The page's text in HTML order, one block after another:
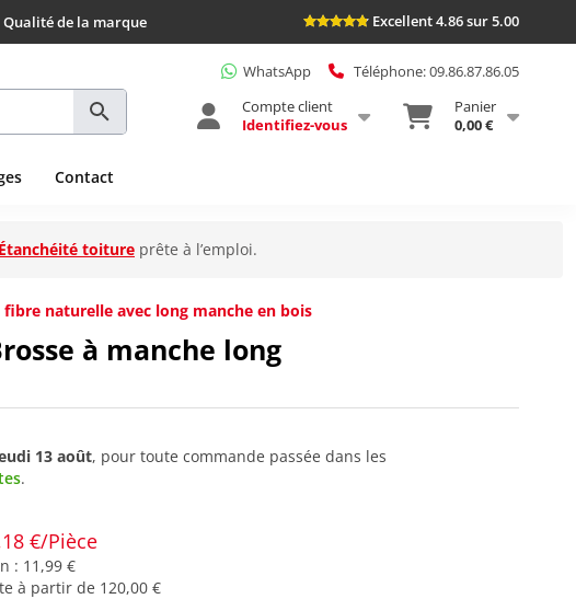
Qualité de la marque Excellent 4.86 sur 5.00
WhatsApp
Téléphone: 09.86.87.86.05
Compte client
Identifiez-vous
Panier
0,00 €
Contact
toiture prête à l’emploi.
fibre naturelle avec long manche en bois
à manche long
13 août, pour toute commande passée dans les
.
€/Pièce
: 11,99 €
à partir de 120,00 €